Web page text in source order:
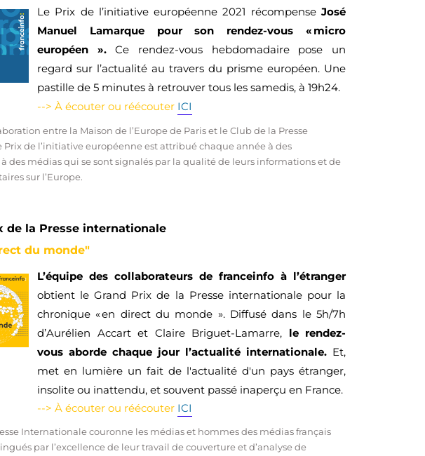
Le Prix de l’initiative européenne 2021 récompense José
Manuel Lamarque pour son rendez-vous « micro
européen ».Ce rendez-vous hebdomadaire pose un
regard sur l’actualité au travers du prisme européen. Une
pastille de 5 minutes à retrouver tous les samedis, à 19h24.
--> À écouter ou réécouter ICI
entre la Maison de l’Europe de Paris et le Club de la Presse
Prix de l’initiative européenne est attribué chaque année à des
des médias qui se sont signalés par la qualité de leurs informations et de
sur l’Europe.
de la Presse internationale
du monde"
L’équipe des collaborateurs de franceinfo à l’étranger
obtient le Grand Prix de la Presse internationale pour la
chronique « en direct du monde ». Diffusé dans le 5h/7h
d’Aurélien Accart et Claire Briguet-Lamarre, le rendez-
vous aborde chaque jour l’actualité internationale. Et,
met en lumière un fait de l'actualité d'un pays étranger,
insolite ou inattendu, et souvent passé inaperçu en France.
--> À écouter ou réécouter ICI
Internationale couronne les médias et hommes des médias français
par l’excellence de leur travail de couverture et d’analyse de